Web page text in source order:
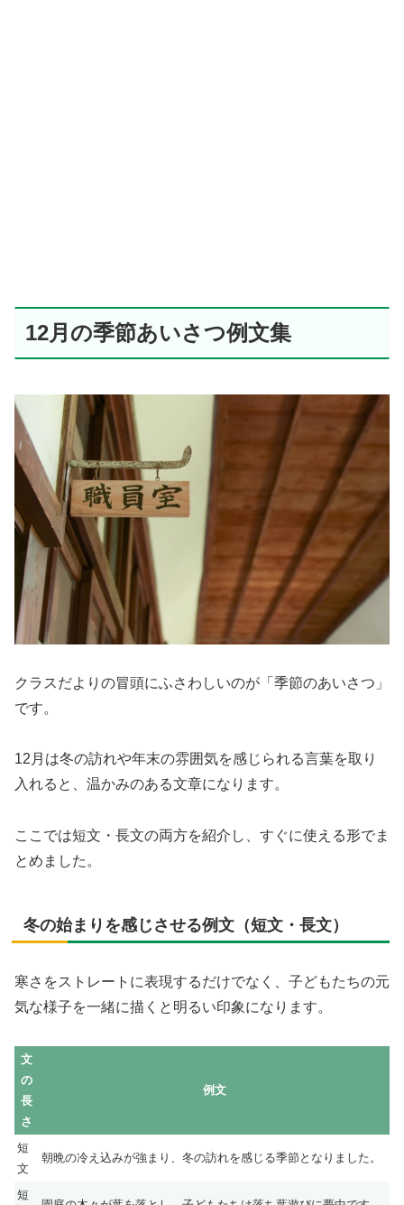
12月の季節あいさつ例文集
クラスだよりの冒頭にふさわしいのが「季節のあいさつ」
です。
12月は冬の訪れや年末の雰囲気を感じられる言葉を取り
入れると、温かみのある文章になります。
ここでは短文・長文の両方を紹介し、すぐに使える形でま
とめました。
冬の始まりを感じさせる例文（短文・長文）
寒さをストレートに表現するだけでなく、子どもたちの元
気な様子を一緒に描くと明るい印象になります。
文
の
長
さ
例文
短
文
朝晩の冷え込みが強まり、冬の訪れを感じる季節となりました。
短